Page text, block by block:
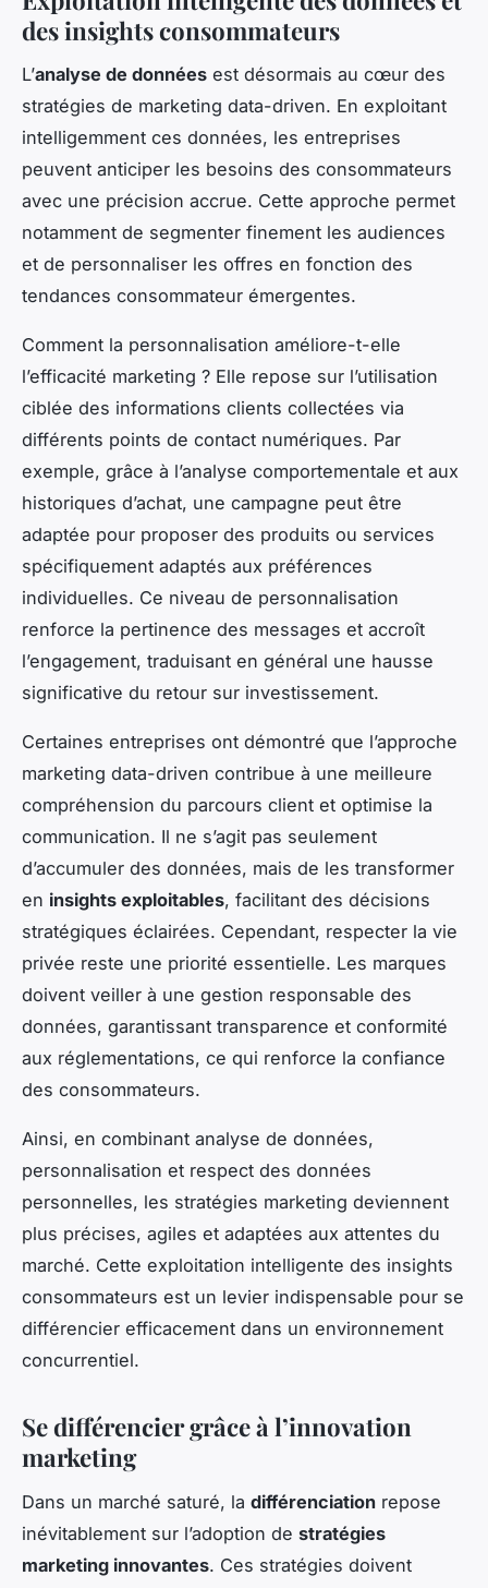
des insights consommateurs
L’analyse de données est désormais au cœur des
stratégies de marketing data-driven. En exploitant
intelligemment ces données, les entreprises
peuvent anticiper les besoins des consommateurs
avec une précision accrue. Cette approche permet
notamment de segmenter finement les audiences
et de personnaliser les offres en fonction des
tendances consommateur émergentes.
Comment la personnalisation améliore-t-elle
l’efficacité marketing ? Elle repose sur l’utilisation
ciblée des informations clients collectées via
différents points de contact numériques. Par
exemple, grâce à l’analyse comportementale et aux
historiques d’achat, une campagne peut être
adaptée pour proposer des produits ou services
spécifiquement adaptés aux préférences
individuelles. Ce niveau de personnalisation
renforce la pertinence des messages et accroît
l’engagement, traduisant en général une hausse
significative du retour sur investissement.
Certaines entreprises ont démontré que l’approche
marketing data-driven contribue à une meilleure
compréhension du parcours client et optimise la
communication. Il ne s’agit pas seulement
d’accumuler des données, mais de les transformer
en insights exploitables, facilitant des décisions
stratégiques éclairées. Cependant, respecter la vie
privée reste une priorité essentielle. Les marques
doivent veiller à une gestion responsable des
données, garantissant transparence et conformité
aux réglementations, ce qui renforce la confiance
des consommateurs.
Ainsi, en combinant analyse de données,
personnalisation et respect des données
personnelles, les stratégies marketing deviennent
plus précises, agiles et adaptées aux attentes du
marché. Cette exploitation intelligente des insights
consommateurs est un levier indispensable pour se
différencier efficacement dans un environnement
concurrentiel.
Se différencier grâce à l’innovation
marketing
Dans un marché saturé, la différenciation repose
inévitablement sur l’adoption de stratégies
marketing innovantes. Ces stratégies doivent